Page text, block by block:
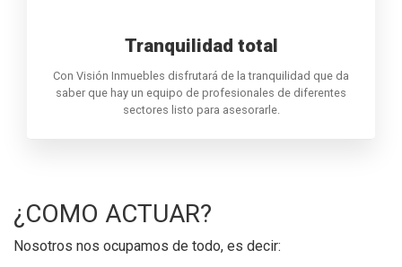
Tranquilidad total
Con Visión Inmuebles disfrutará de la tranquilidad que da
saber que hay un equipo de profesionales de diferentes
sectores listo para asesorarle.
¿COMO ACTUAR?
Nosotros nos ocupamos de todo, es decir: